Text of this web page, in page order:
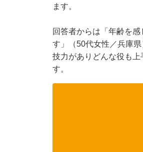
ます。
回答者からは「年齢を
す」（50代女性／兵庫
技力がありどんな役も
す。